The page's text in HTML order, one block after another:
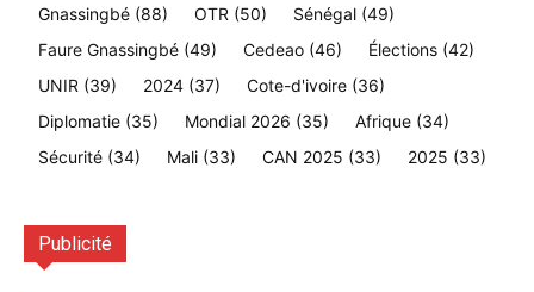
Gnassingbé (88) OTR (50) Sénégal (49)
Faure Gnassingbé (49) Cedeao (46) Élections (42)
UNIR (39) 2024 (37) Cote-d'ivoire (36)
Diplomatie (35) Mondial 2026 (35) Afrique (34)
Sécurité (34) Mali (33) CAN 2025 (33) 2025 (33)
Publicité